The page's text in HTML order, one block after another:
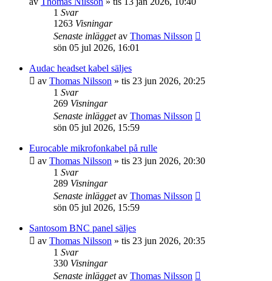
1 Svar
1263 Visningar
Senaste inläggetav Thomas Nilsson
sön 05 jul 2026, 16:01
Audac headset kabel säljes
av Thomas Nilsson » tis 23 jun 2026, 20:25
1 Svar
269 Visningar
Senaste inläggetav Thomas Nilsson
sön 05 jul 2026, 15:59
Eurocable mikrofonkabel på rulle
av Thomas Nilsson » tis 23 jun 2026, 20:30
1 Svar
289 Visningar
Senaste inläggetav Thomas Nilsson
sön 05 jul 2026, 15:59
Santosom BNC panel säljes
av Thomas Nilsson » tis 23 jun 2026, 20:35
1 Svar
330 Visningar
Senaste inläggetav Thomas Nilsson